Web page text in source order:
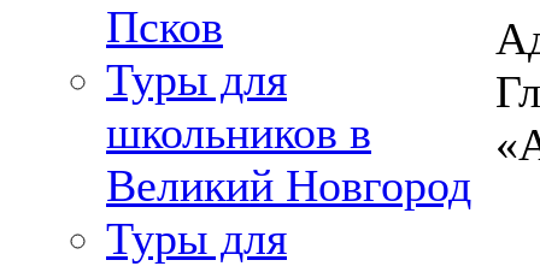
Псков
Туры для
школьников в
Великий Новгород
Туры для